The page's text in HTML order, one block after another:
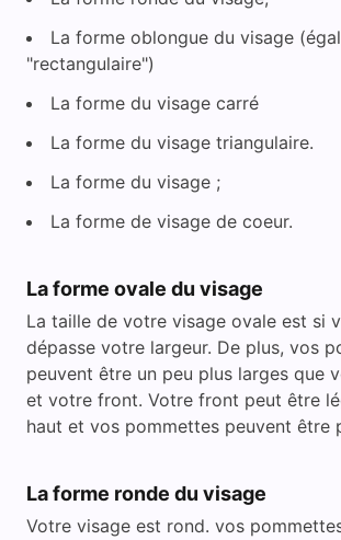
La forme oblongue du visage
"rectangulaire")
La forme du visage carré
La forme du visage triangulaire.
La forme du visage ;
La forme de visage de coeur.
La forme ovale du visage
La taille de votre visage ovale est si
dépasse votre largeur. De plus, vos
peuvent être un peu plus larges que
et votre front. Votre front peut être
haut et vos pommettes peuvent être
La forme ronde du visage
Votre visage est rond. vos